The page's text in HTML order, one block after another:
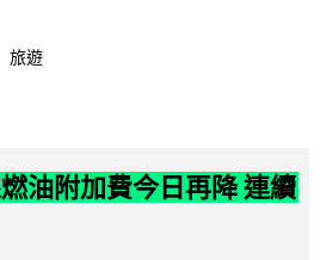
旅遊
油附加費今日再降 連續